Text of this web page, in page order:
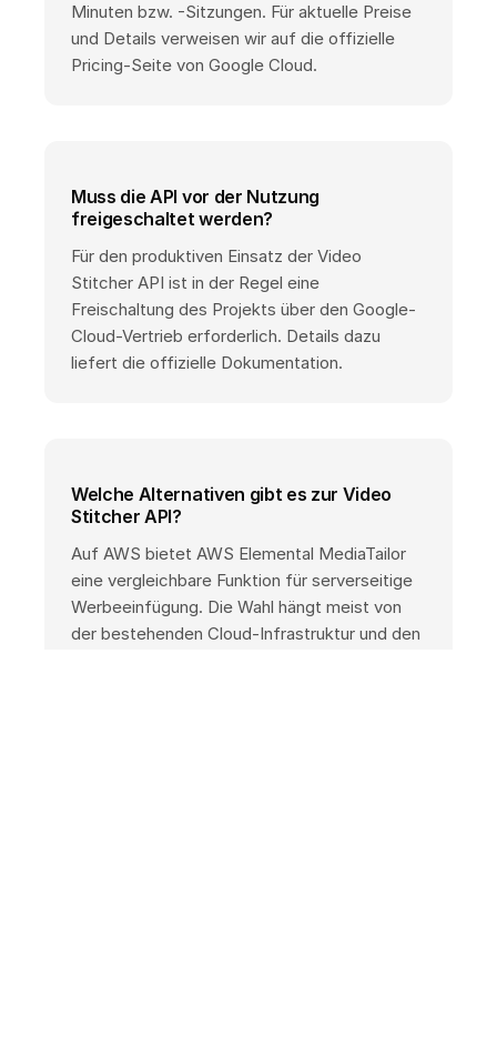
Minuten bzw. -Sitzungen. Für aktuelle Preise
und Details verweisen wir auf die offizielle
Pricing-Seite von Google Cloud.
Muss die API vor der Nutzung
freigeschaltet werden?
Für den produktiven Einsatz der Video
Stitcher API ist in der Regel eine
Freischaltung des Projekts über den Google-
Cloud-Vertrieb erforderlich. Details dazu
liefert die offizielle Dokumentation.
Welche Alternativen gibt es zur Video
Stitcher API?
Auf AWS bietet AWS Elemental MediaTailor
eine vergleichbare Funktion für serverseitige
Werbeeinfügung. Die Wahl hängt meist von
der bestehenden Cloud-Infrastruktur und den